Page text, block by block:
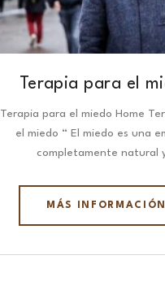
Terapia para el
Terapia para el miedo Home
el miedo “ El miedo es una
completamente natural
MÁS INFORMACIÓN